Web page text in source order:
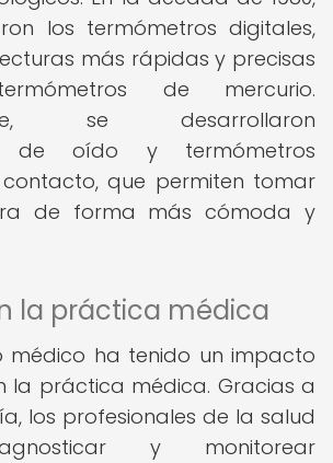
los termómetros digitales,
más rápidas y precisas
de mercurio.
se desarrollaron
de oído y termómetros
contacto, que permiten tomar
de forma más cómoda y
la práctica médica
médico ha tenido un impacto
la práctica médica. Gracias a
los profesionales de la salud
y monitorear